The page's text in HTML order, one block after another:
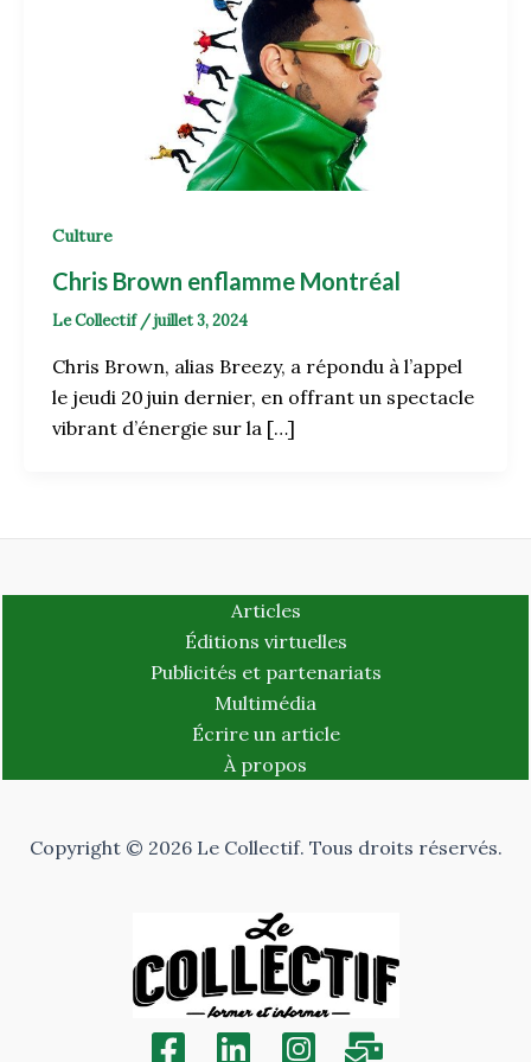
Culture
Chris Brown enflamme Montréal
Le Collectif /juillet 3, 2024
Chris Brown, alias Breezy, a répondu à l’appel
le jeudi 20 juin dernier, en offrant un spectacle
vibrant d’énergie sur la […]
Articles
Éditions virtuelles
Publicités et partenariats
Multimédia
Écrire un article
À propos
Copyright © 2026 Le Collectif. Tous droits réservés.